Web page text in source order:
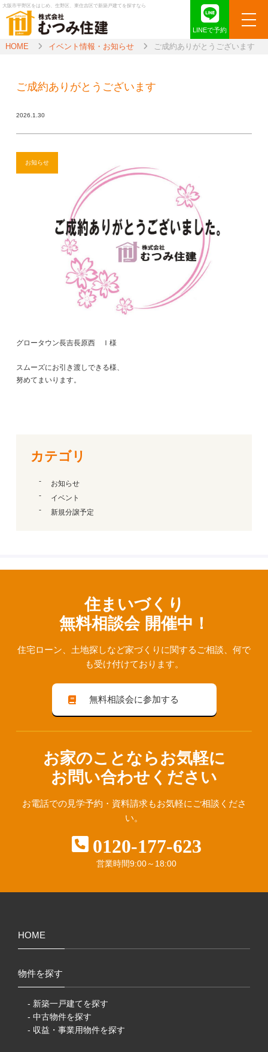
大阪市平野区をはじめ、生野区、東住吉区で新築戸建てを探すなら
LINEで予約
HOME イベント情報・お知らせ ご成約ありがとうございます
ご成約ありがとうございます
2026.1.30
お知らせ
グロータウン長吉長原西 Ｉ様
スムーズにお引き渡しできる様、
努めてまいります。
カテゴリ
お知らせ
イベント
新規分譲予定
住まいづくり
無料相談会 開催中！
住宅ローン、⼟地探しなど家づくりに関するご相談、 何で
も受け付けております。
無料相談会に参加する
お家のことならお気軽に
お問い合わせください
お電話での見学予約・資料請求もお気軽にご相談くださ
い。
0120-177-623
営業時間9:00～18:00
HOME
物件を探す
- 新築一戸建てを探す
- 中古物件を探す
- 収益・事業用物件を探す